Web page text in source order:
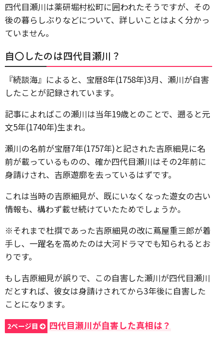
四代目瀬川は薬研堀村松町に囲われたそうですが、その
後の暮らしぶりなどについて、詳しいことはよく分かっ
ていません。
自〇したのは四代目瀬川？
『続談海』によると、宝暦8年(1758年)3月、瀬川が自害
したことが記録されています。
記事によればこの瀬川は当年19歳とのことで、遡ると元
文5年(1740年)生まれ。
瀬川の名前が宝暦7年(1757年)と記された吉原細見に名
前が載っているものの、確か四代目瀬川はその2年前に
身請けされ、吉原遊廓を去っているはずです。
これは当時の吉原細見が、既にいなくなった遊女の古い
情報も、構わず載せ続けていたためでしょうか。
※それまで杜撰であった吉原細見の改に蔦屋重三郎が着
手し、一躍名を高めたのは大河ドラマでも知られるとお
りです。
もし吉原細見が誤りで、この自害した瀬川が四代目瀬川
だとすれば、彼女は身請けされてから3年後に自害した
ことになります。
2ページ目 四代目瀬川が自害した真相は？